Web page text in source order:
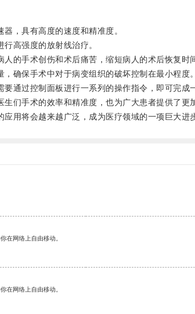
，具有高度的速度和精准度。
高强度的放射线治疗。
手术创伤和术后痛苦，缩短病人的术后恢复时
保手术中对于病变组织的破坏控制在最小程度。
过控制面板进行一系列的操作指令，即可完成
手术的效率和精准度，也为广大患者提供了更
将会越来越广泛，成为医疗领域的一项巨大进
在网络上自由移动。
在网络上自由移动。